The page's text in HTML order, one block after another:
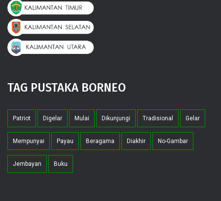
TAG PUSTAKA BORNEO
Patriot Digelar Mulai Dikunjungi Tradisional Gelar
Mempunyai Payau Beragama Diakhir No-Gambar
Jembayan Buku